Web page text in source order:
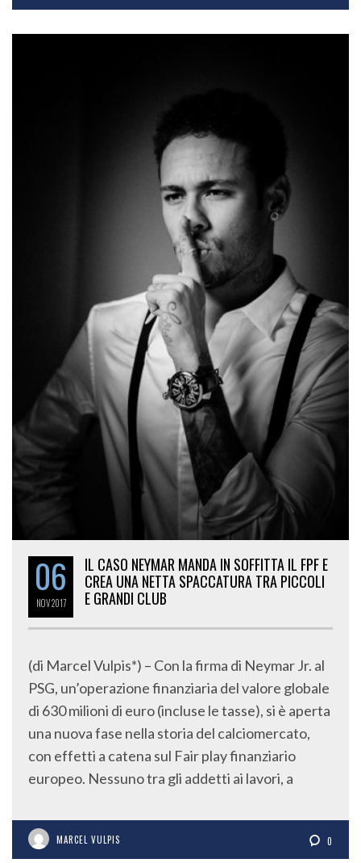
06
NOV2017
IL CASO NEYMAR MANDA IN SOFFITTA IL FPF E
CREA UNA NETTA SPACCATURA TRA PICCOLI
E GRANDI CLUB
(di Marcel Vulpis*) – Con la firma di Neymar Jr. al
PSG, un’operazione finanziaria del valore globale
di 630 milioni di euro (incluse le tasse), si è aperta
una nuova fase nella storia del calciomercato,
con effetti a catena sul Fair play finanziario
europeo. Nessuno tra gli addetti ai lavori, a
MARCEL VULPIS 0